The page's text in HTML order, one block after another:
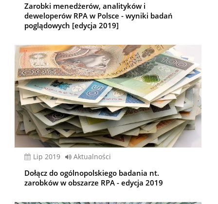
Zarobki menedżerów, analityków i
deweloperów RPA w Polsce - wyniki badań
poglądowych [edycja 2019]
lip 2019 Aktualności
Dołącz do ogólnopolskiego badania nt.
zarobków w obszarze RPA - edycja 2019